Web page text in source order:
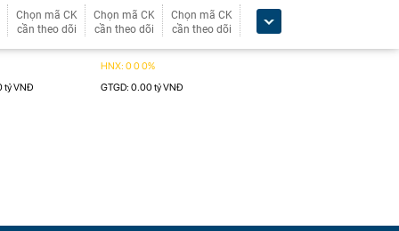
Chọn mã CK
cần theo dõi
Chọn mã CK
cần theo dõi
Chọn mã CK
cần theo dõi